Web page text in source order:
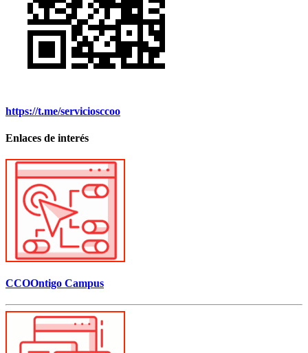
https://t.me/serviciosccoo
Enlaces de interés
CCOOntigo Campus